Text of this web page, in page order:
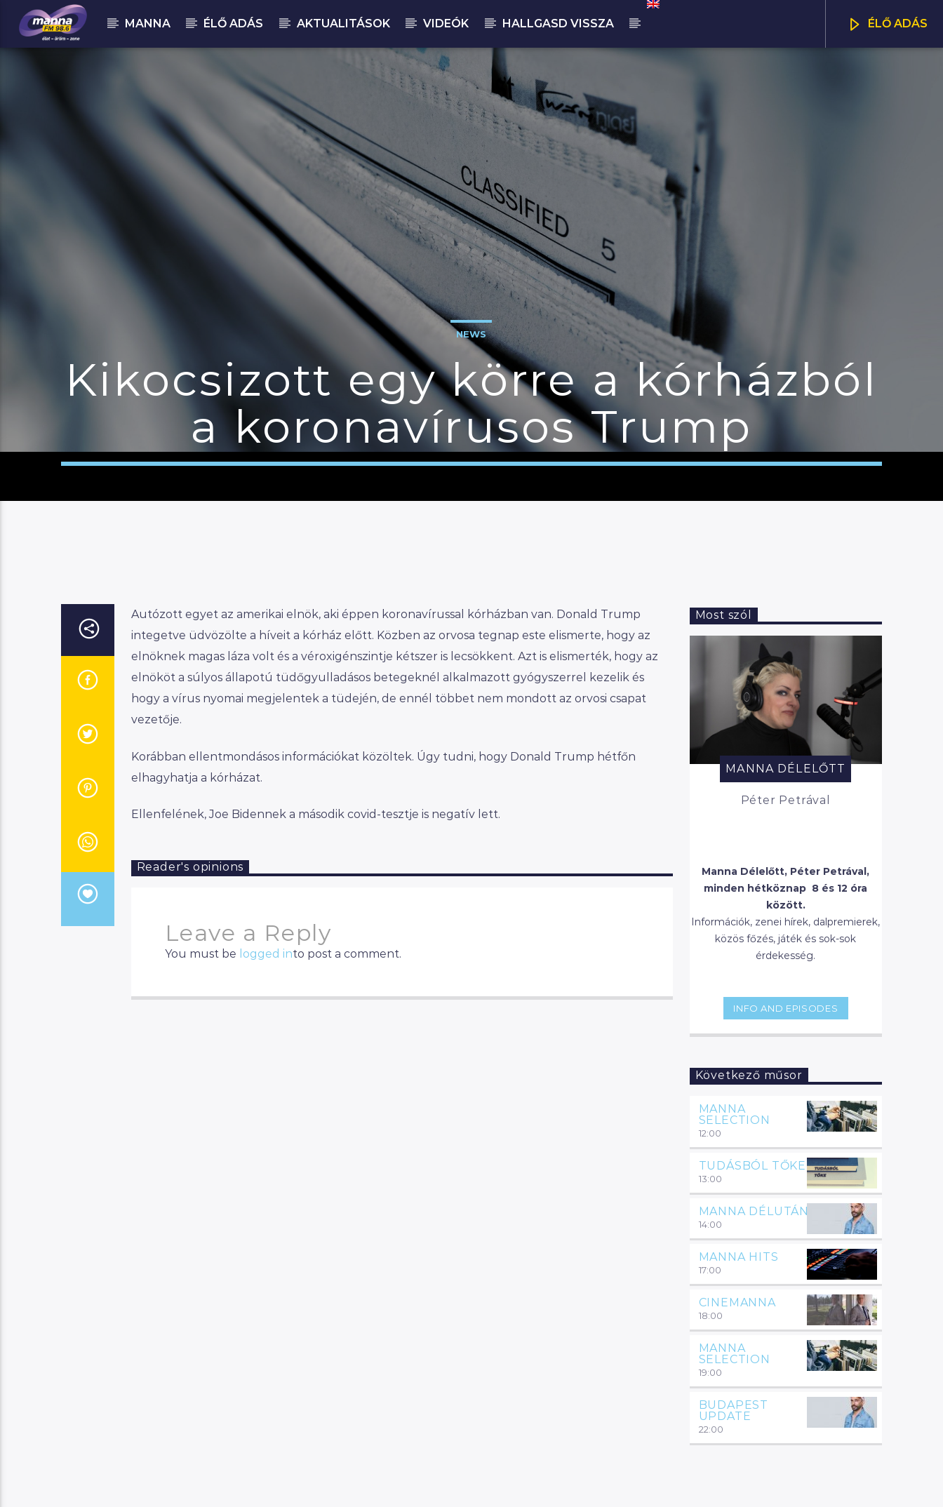
MANNA ÉLŐ ADÁS AKTUALITÁSOK VIDEÓK HALLGASD VISSZA ÉLŐ ADÁS
Proof Of Life : Hol A Határ 08:00
NEWS
Kikocsizott egy körre a kórházból
a koronavírusos Trump
Autózott egyet az amerikai elnök, aki éppen koronavírussal kórházban van. Donald Trump
integetve üdvözölte a híveit a kórház előtt. Közben az orvosa tegnap este elismerte, hogy az
elnöknek magas láza volt és a véroxigénszintje kétszer is lecsökkent. Azt is elismerték, hogy az
elnököt a súlyos állapotú tüdőgyulladásos betegeknél alkalmazott gyógyszerrel kezelik és
hogy a vírus nyomai megjelentek a tüdején, de ennél többet nem mondott az orvosi csapat
vezetője.
Korábban ellentmondásos információkat közöltek. Úgy tudni, hogy Donald Trump hétfőn
elhagyhatja a kórházat.
Ellenfelének, Joe Bidennek a második covid-tesztje is negatív lett.
Reader's opinions
Leave a Reply
You must be logged into post a comment.
Most szól
MANNA DÉLELŐTT
Péter Petrával
Manna Délelőtt, Péter Petrával,
minden hétköznap 8 és 12 óra
között.
Információk, zenei hírek, dalpremierek,
közös főzés, játék és sok-sok
érdekesség.
INFO AND EPISODES
Következő műsor
MANNA
SELECTION
12:00
TUDÁSBÓL TŐKE
13:00
MANNA DÉLUTÁN
14:00
MANNA HITS
17:00
CINEMANNA
18:00
MANNA
SELECTION
19:00
BUDAPEST
UPDATE
22:00